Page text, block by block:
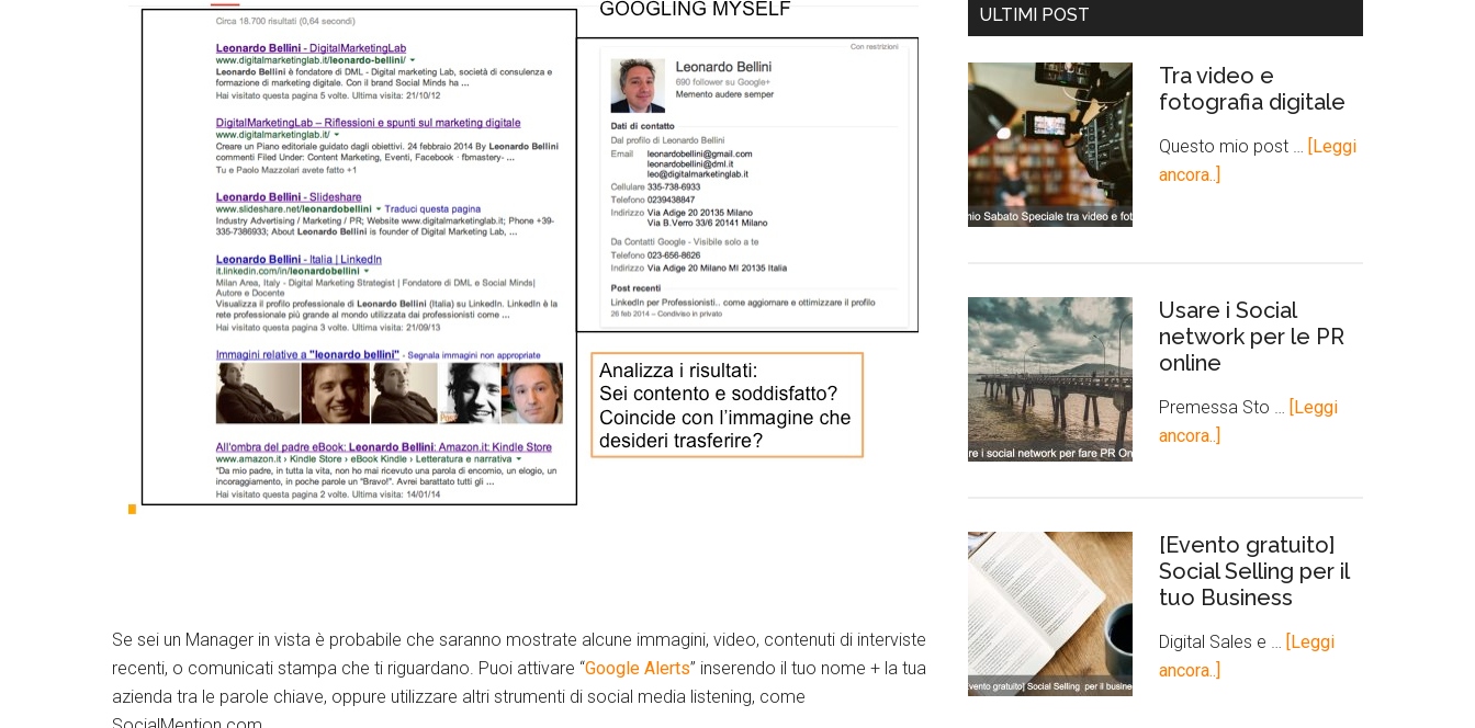
Se sei un Manager in vista è probabile che saranno mostrate alcune immagini, video, contenuti di interviste
recenti, o comunicati stampa che ti riguardano. Puoi attivare “Google Alerts” inserendo il tuo nome + la tua
azienda tra le parole chiave, oppure utilizzare altri strumenti di social media listening, come
ULTIMI POST
Tra video e
fotografia digitale
Questo mio post …
[Leggi
ancora..]
Usare i Social
network per le PR
online
Premessa Sto …
[Leggi
ancora..]
[Evento gratuito]
Social Selling per il
tuo Business
Digital Sales e …
[Leggi
ancora..]